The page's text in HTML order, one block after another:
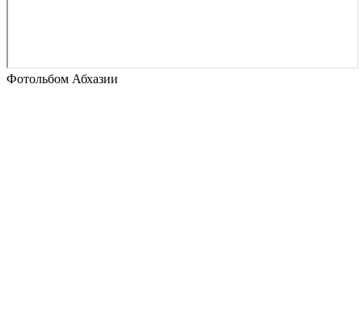
Фотольбом Абхазии